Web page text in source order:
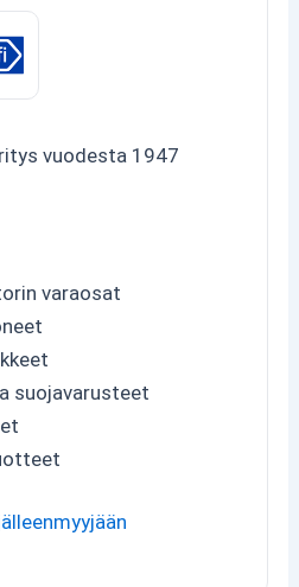
vuodesta 1947
varaosat
suojavarusteet